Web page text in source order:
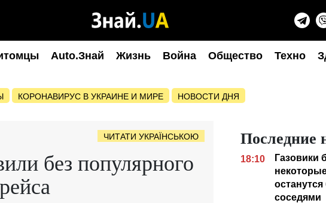
Auto.Знай Жизнь Война Общество Техно
КОРОНАВИРУС В УКРАИНЕ И МИРЕ НОВОСТИ ДНЯ
ЧИТАТИ УКРАЇНСЬКОЮ
без популярного
Последние
18:10
Газовики
останутся
соседями